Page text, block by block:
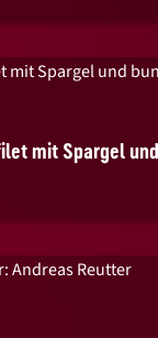
mit Spargel